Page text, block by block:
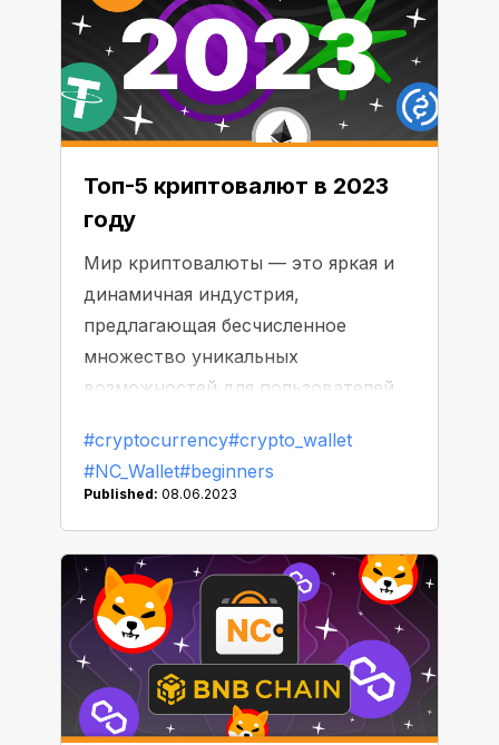
Топ-5 криптовалют в 2023
году
Мир криптовалюты — это яркая и
динамичная индустрия,
предлагающая бесчисленное
множество уникальных
возможностей для пользователей.
области, вам может быть непросто
определиться с выбором из
лучших криптовалют, согласно
рыночной капитализации, с
которых вы можете начать свое
крипто-путешествие.
#cryptocurrency#crypto_wallet
#NC_Wallet#beginners
Published: 08.06.2023